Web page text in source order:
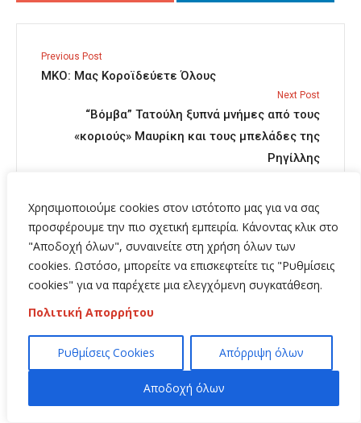
Χρησιμοποιούμε cookies στον ιστότοπο μας για να σας
προσφέρουμε την πιο σχετική εμπειρία. Κάνοντας κλικ στο
"Αποδοχή όλων", συναινείτε στη χρήση όλων των
cookies. Ωστόσο, μπορείτε να επισκεφτείτε τις "Ρυθμίσεις
cookies" για να παρέχετε μια ελεγχόμενη συγκατάθεση.
Πολιτική Απορρήτου
Ρυθμίσεις Cookies Απόρριψη όλων
Αποδοχή όλων
Previous Post
ΜΚΟ: Μας Κοροϊδεύετε Όλους
Next Post
“Βόμβα” Τατούλη ξυπνά μνήμες από τους
«κοριούς» Μαυρίκη και τους μπελάδες της
Ρηγίλλης
Related Posts